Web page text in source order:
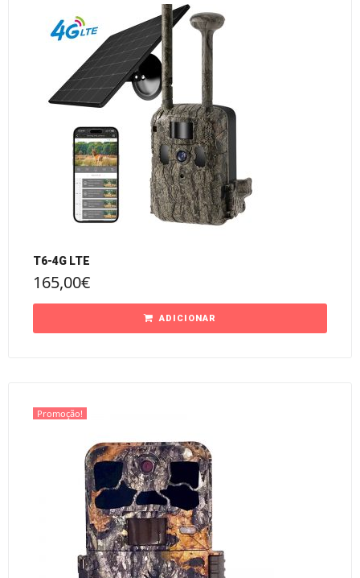
T6-4G LTE
165,00€
ADICIONAR
Promoção!